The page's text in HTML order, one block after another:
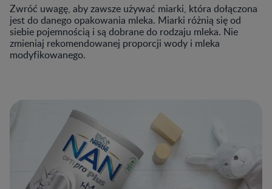
Zwróć uwagę, aby zawsze używać miarki, która dołączona
jest do danego opakowania mleka. Miarki różnią się od
siebie pojemnością i są dobrane do rodzaju mleka. Nie
zmieniaj rekomendowanej proporcji wody i mleka
modyfikowanego.